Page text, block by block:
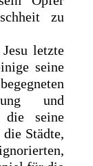
zu
letzte
seine
und
die seine
Städte,